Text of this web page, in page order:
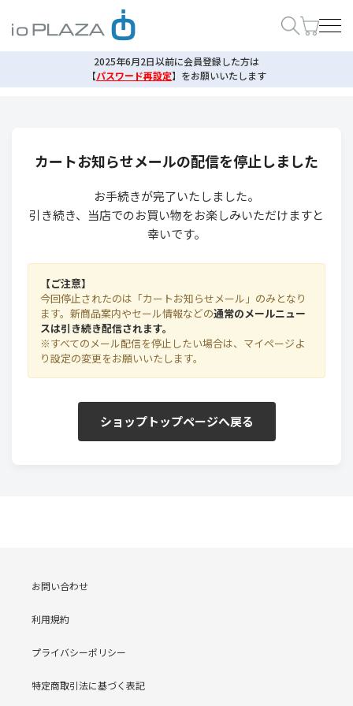
2025年6月2日以前に会員登録した方は
【パスワード再設定】 をお願いいたします
カートお知らせメールの配信を停止しました
お手続きが完了いたしました。
引き続き、当店でのお買い物をお楽しみいただけますと
幸いです。
【ご注意】
今回停止されたのは「カートお知らせメール」のみとなり
ます。新商品案内やセール情報などの通常のメールニュー
スは引き続き配信されます。
※すべてのメール配信を停止したい場合は、マイページよ
り設定の変更をお願いいたします。
ショップトップページへ戻る
お問い合わせ
利用規約
プライバシーポリシー
特定商取引法に基づく表記